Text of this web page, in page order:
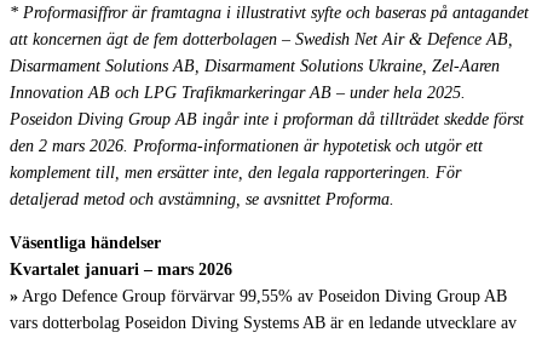
* Proformasiffror är framtagna i illustrativt syfte och baseras på antagandet
att koncernen ägt de fem dotterbolagen – Swedish Net Air & Defence AB,
Disarmament Solutions AB, Disarmament Solutions Ukraine, Zel-Aaren
Innovation AB och LPG Trafikmarkeringar AB – under hela 2025.
Poseidon Diving Group AB ingår inte i proforman då tillträdet skedde först
den 2 mars 2026. Proforma-informationen är hypotetisk och utgör ett
komplement till, men ersätter inte, den legala rapporteringen. För
detaljerad metod och avstämning, se avsnittet Proforma.
Väsentliga händelser
Kvartalet januari – mars 2026
» Argo Defence Group förvärvar 99,55% av Poseidon Diving Group AB
vars dotterbolag Poseidon Diving Systems AB är en ledande utvecklare av